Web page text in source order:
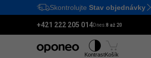
Ctrl
Skontrolujte Stav objednávky
+421 222 205 014Dnes:8 až 20
KontrastKošík